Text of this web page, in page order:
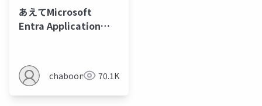
あえてMicrosoft
Entra Application
chaboon 70.1K